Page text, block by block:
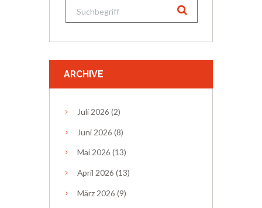
ARCHIVE
Juli 2026 (2)
Juni 2026 (8)
Mai2026 (13)
April 2026 (13)
März 2026 (9)